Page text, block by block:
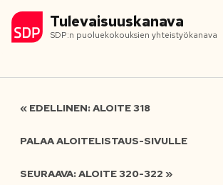
Tulevaisuuskanava
SDP:n puoluekokouksien yhteistyökanava
« EDELLINEN: ALOITE 318
PALAA ALOITELISTAUS-SIVULLE
SEURAAVA: ALOITE 320-322 »